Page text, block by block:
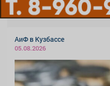
АиФ в Кузбассе
05.08.2026